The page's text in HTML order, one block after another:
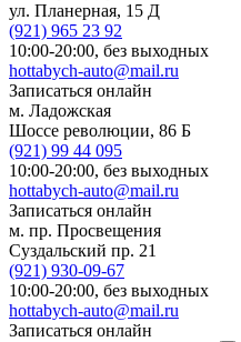
ул. Планерная, 15 Д
(921) 965 23 92
10:00-20:00, без выходных
hottabych-auto@mail.ru
Записаться онлайн
м. Ладожская
Шоссе революции, 86 Б
(921) 99 44 095
10:00-20:00, без выходных
hottabych-auto@mail.ru
Записаться онлайн
м. пр. Просвещения
Суздальский пр. 21
(921) 930-09-67
10:00-20:00, без выходных
hottabych-auto@mail.ru
Записаться онлайн